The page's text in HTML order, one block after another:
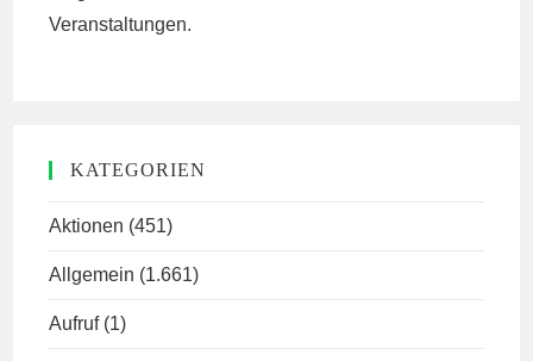
Veranstaltungen.
KATEGORIEN
Aktionen (451)
Allgemein (1.661)
Aufruf (1)